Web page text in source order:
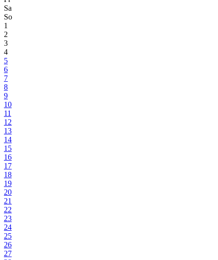
Sa
So
1
2
3
4
5
6
7
8
9
10
11
12
13
14
15
16
17
18
19
20
21
22
23
24
25
26
27